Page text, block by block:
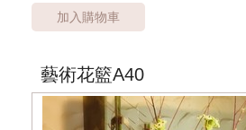
單一座 5500元
特殊花材將依實際狀況調整
加入購物車
藝術花籃A40